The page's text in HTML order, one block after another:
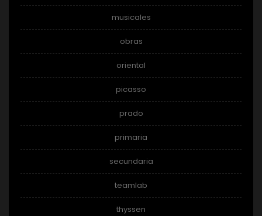
musicales
obras
oriental
picasso
prado
primaria
secundaria
teamlab
thyssen